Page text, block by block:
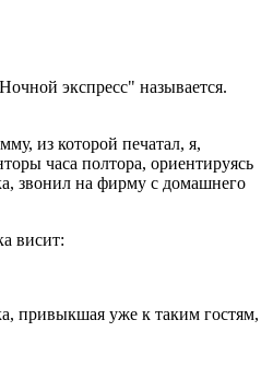
экспресс" называется.
из которой печатал, я,
часа полтора, ориентируясь
звонил на фирму с домашнего
висит:
привыкшая уже к таким гостям,